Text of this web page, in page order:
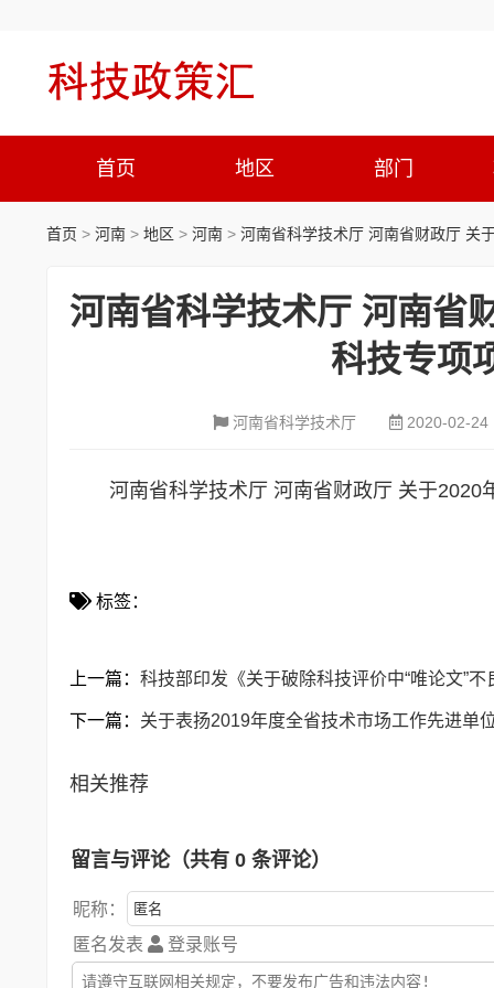
首页 地区 部门
首页 > 河南 > 地区 > 河南 > 河南省科学技术厅 河南省财政厅 关
河南省科学技术厅 河南省
科技专项
河南省科学技术厅 2020-02-24
河南省科学技术厅 河南省财政厅 关于
标签：
上一篇： 科技部印发《关于破除科技评价中“唯论文”
下一篇： 关于表扬2019年度全省技术市场工作先进单
相关推荐
留言与评论（共有 0 条评论）
昵称：
匿名发表
登录账号